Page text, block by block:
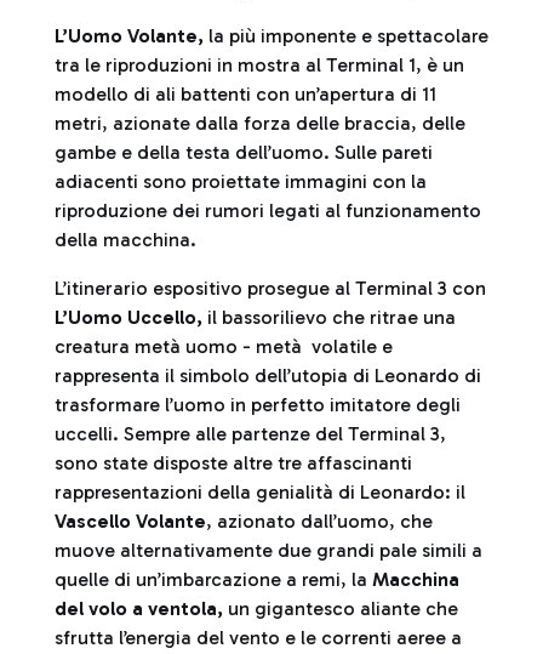
L’Uomo Volante, la più imponente e spettacolare
tra le riproduzioni in mostra al Terminal 1, è un
modello di ali battenti con un’apertura di 11
metri, azionate dalla forza delle braccia, delle
gambe e della testa dell’uomo. Sulle pareti
adiacenti sono proiettate immagini con la
riproduzione dei rumori legati al funzionamento
della macchina.
L’itinerario espositivo prosegue al Terminal 3 con
L’Uomo Uccello, il bassorilievo che ritrae una
creatura metà uomo - metà volatile e
rappresenta il simbolo dell’utopia di Leonardo di
trasformare l’uomo in perfetto imitatore degli
uccelli. Sempre alle partenze del Terminal 3,
sono state disposte altre tre affascinanti
rappresentazioni della genialità di Leonardo: il
Vascello Volante, azionato dall’uomo, che
muove alternativamente due grandi pale simili a
quelle di un’imbarcazione a remi, la Macchina
del volo a ventola, un gigantesco aliante che
sfrutta l’energia del vento e le correnti aeree a